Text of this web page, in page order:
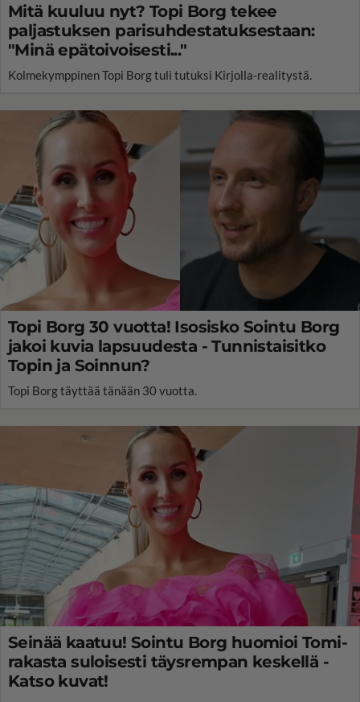
Mitä kuuluu nyt? Topi Borg tekee
paljastuksen parisuhdestatuksestaan:
"Minä epätoivoisesti..."
Kolmekymppinen Topi Borg tuli tutuksi Kirjolla-realitystä.
Topi Borg 30 vuotta! Isosisko Sointu Borg
jakoi kuvia lapsuudesta - Tunnistaisitko
Topin ja Soinnun?
Topi Borg täyttää tänään 30 vuotta.
Seinää kaatuu! Sointu Borg huomioi Tomi-
rakasta suloisesti täysrempan keskellä -
Katso kuvat!